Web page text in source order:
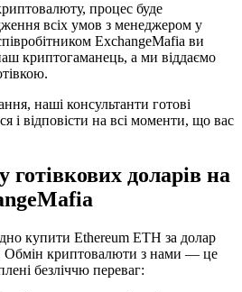
процес буде
всіх умов з менеджером у
ExchangeMafia ви
криптогаманець, а ми віддаємо
наші консультанти готові
і відповісти на всі моменти, що вас
готівкових доларів на
купити Ethereum ETH за долар
Обмін криптовалюти з нами — це
безліччю переваг: